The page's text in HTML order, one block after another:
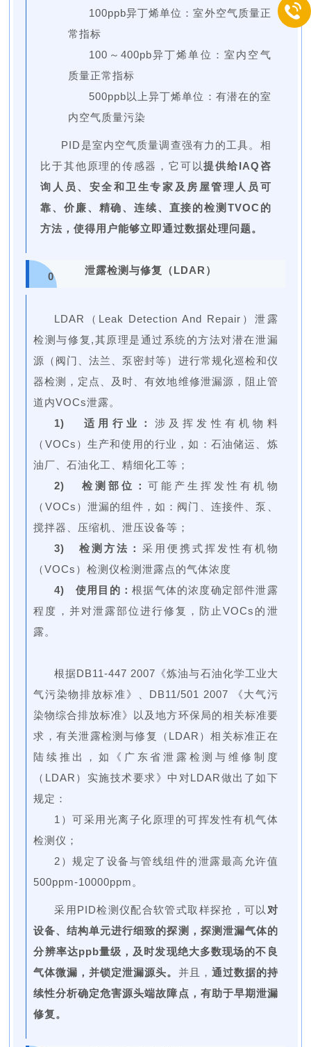
100ppb异丁烯单位：室外空气质量正
常指标
100～400pb异丁烯单位：室内空气
质量正常指标
500ppb以上异丁烯单位：有潜在的室
内空气质量污染
PID是室内空气质量调查强有力的工具。相
比于其他原理的传感器，它可以提供给IAQ咨
询人员、安全和卫生专家及房屋管理人员可
靠、价廉、精确、连续、直接的检测TVOC的
方法，使得用户能够立即通过数据处理问题。
0
泄露检测与修复（LDAR）
LDAR（Leak Detection And Repair）泄露
检测与修复,其原理是通过系统的方法对潜在泄漏
源（阀门、法兰、泵密封等）进行常规化巡检和仪
器检测，定点、及时、有效地维修泄漏源，阻止管
道内VOCs泄露。
1) 适用行业： 涉及挥发性有机物料
（VOCs）生产和使用的行业，如：石油储运、炼
油厂、石油化工、精细化工等；
2) 检测部位： 可能产生挥发性有机物
（VOCs）泄漏的组件，如：阀门、连接件、泵、
搅拌器、压缩机、泄压设备等；
3) 检测方法： 采用便携式挥发性有机物
（VOCs）检测仪检测泄露点的气体浓度
4) 使用目的：根据气体的浓度确定部件泄露
程度，并对泄露部位进行修复，防止VOCs的泄
露。
根据DB11-447 2007《炼油与石油化学工业大
气污染物排放标准》、DB11/501 2007 《大气污
染物综合排放标准》以及地方环保局的相关标准要
求，有关泄露检测与修复（LDAR）相关标准正在
陆续推出，如《广东省泄露检测与维修制度
（LDAR）实施技术要求》中对LDAR做出了如下
规定：
1）可采用光离子化原理的可挥发性有机气体
检测仪；
2）规定了设备与管线组件的泄露最高允许值
500ppm-10000ppm。
采用PID检测仪配合软管式取样探抢，可以 对
设备、结构单元进行细致的探测，探测泄漏气体的
分辨率达ppb量级，及时发现绝大多数现场的不良
气体微漏，并锁定泄漏源头。 并且， 通过数据的持
续性分析确定危害源头端故障点，有助于早期泄漏
修复。